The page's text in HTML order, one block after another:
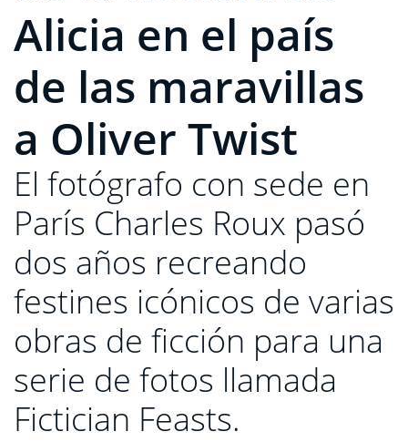
Alicia en el país
de las maravillas
a Oliver Twist
El fotógrafo con sede en
París Charles Roux pasó
dos años recreando
festines icónicos de varias
obras de ficción para una
serie de fotos llamada
Fictician Feasts.